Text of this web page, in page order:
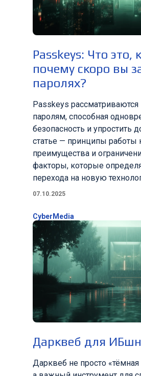
Passkeys: Что это,
почему скоро вы
паролях?
Passkeys рассматриваются
паролям, способная
безопасность и упростить
статье — принципы работы
преимущества и
факторы, которые
перехода на новую
07.10.2025
CyberMedia
Дарквеб для
Дарквеб не просто «тёмная